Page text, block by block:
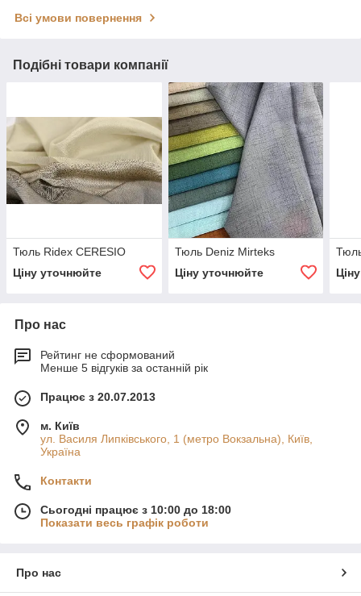
Всі умови повернення
Подібні товари компанії
Тюль Ridex CERESIO
Ціну уточнюйте
Тюль Deniz Mirteks
Ціну уточнюйте
Про нас
Рейтинг не сформований
Менше 5 відгуків за останній рік
Працює з 20.07.2013
м. Київ
ул. Василя Липківського, 1 (метро Вокзальна), Київ,
Україна
Контакти
Сьогодні працює з 10:00 до 18:00
Показати весь графік роботи
Про нас